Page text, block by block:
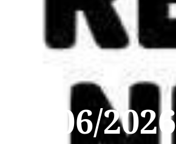
06/2026